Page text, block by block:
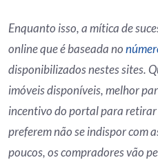
Enquanto isso, a mítica de
online que é baseada no
disponibilizados nestes sites.
imóveis disponíveis, melhor
incentivo do portal para retirar
preferem não se indispor com
poucos, os compradores vão